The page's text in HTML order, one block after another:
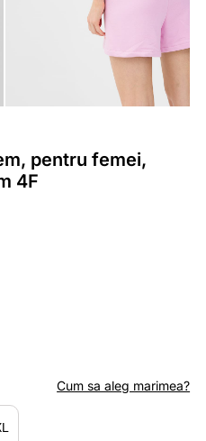
pentru femei,
4F
Cum sa aleg marimea?